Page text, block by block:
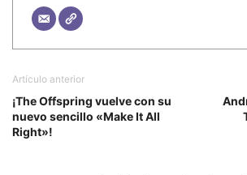
Artículo anterior
¡The Offspring vuelve con su
nuevo sencillo «Make It All
Right»!